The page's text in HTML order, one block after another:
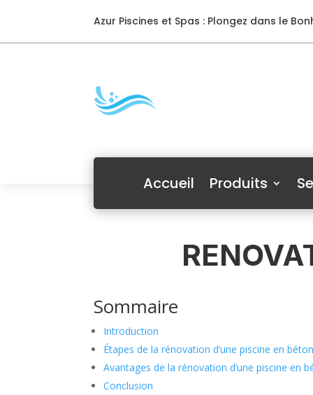
Azur Piscines et Spas : Plongez dans le
Accueil Produits
Sommaire
Introduction
Étapes de la rénovation d’une piscine en
Avantages de la rénovation d’une piscine en
Conclusion